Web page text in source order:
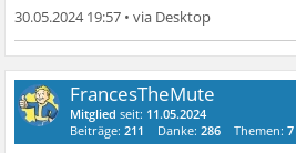
30.05.2024 19:57 •
FrancesTheMute
Mitglied seit: 11.05.2024
Beiträge:211 Danke:286 Themen:7